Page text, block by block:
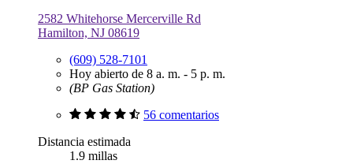
2582 Whitehorse Mercerville Rd
Hamilton, NJ 08619
(609) 528-7101
Hoy abierto de 8 a. m. - 5 p. m.
(BP Gas Station)
56 comentarios
Distancia estimada
1.9 millas